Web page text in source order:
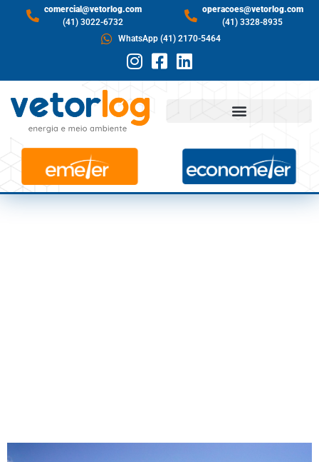
comercial@vetorlog.com
(41) 3022-6732
operacoes@vetorlog.com
(41) 3328-8935
WhatsApp (41) 2170-5464